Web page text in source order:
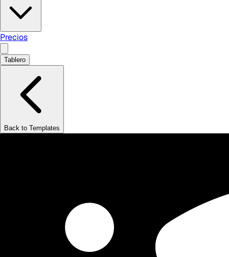
Precios
Tablero
Back to Templates